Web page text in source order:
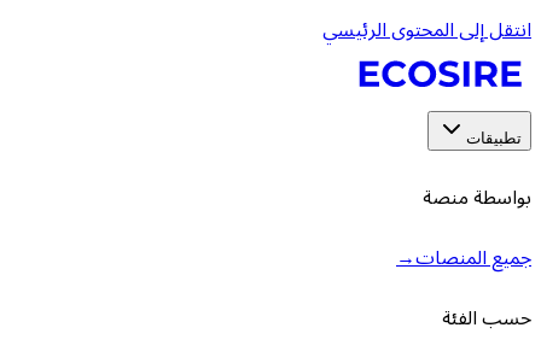
انتقل إلى المحتوى الرئيسي
تطبيقات
بواسطة منصة
جميع المنصات→
حسب الفئة